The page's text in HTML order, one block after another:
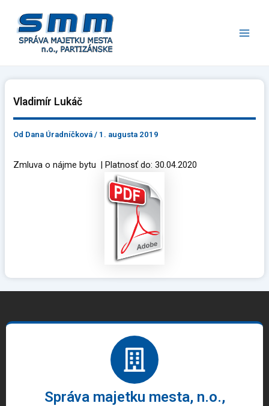
obsah
Vladimír Lukáč
Od Dana Úradníčková/ 1. augusta 2019
Zmluva o nájme bytu | Platnosť do: 30.04.2020
Správa majetku mesta, n.o.,